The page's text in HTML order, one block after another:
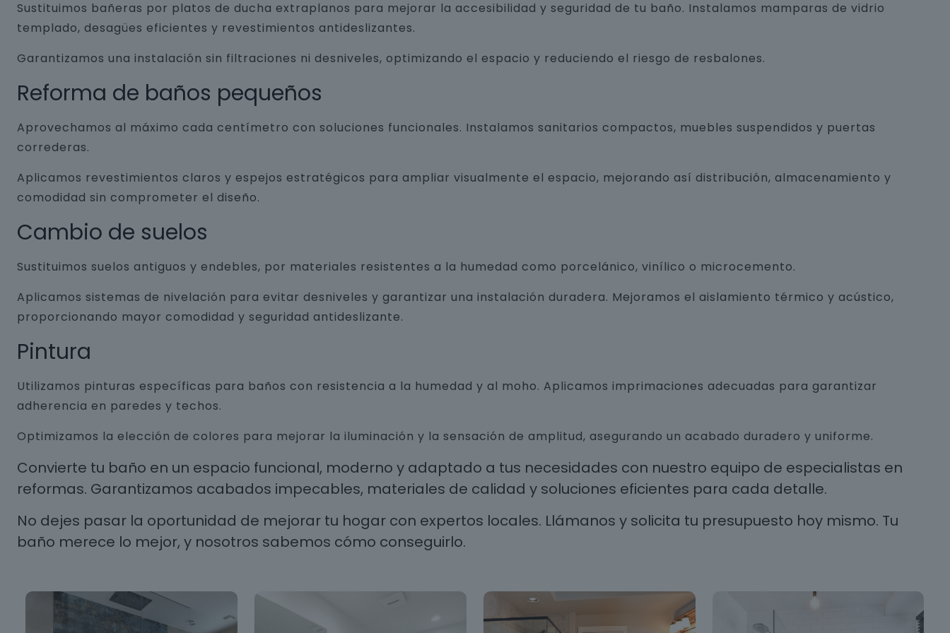
Sustituimos bañeras por platos de ducha extraplanos para mejorar la accesibilidad y seguridad de tu baño. Instalamos mamparas de vidrio
templado, desagües eficientes y revestimientos antideslizantes.
Garantizamos una instalación sin filtraciones ni desniveles, optimizando el espacio y reduciendo el riesgo de resbalones.
Reforma de baños pequeños
Aprovechamos al máximo cada centímetro con soluciones funcionales. Instalamos sanitarios compactos, muebles suspendidos y puertas
correderas.
Aplicamos revestimientos claros y espejos estratégicos para ampliar visualmente el espacio, mejorando así distribución, almacenamiento y
comodidad sin comprometer el diseño.
Cambio de suelos
Sustituimos suelos antiguos y endebles, por materiales resistentes a la humedad como porcelánico, vinílico o microcemento.
Aplicamos sistemas de nivelación para evitar desniveles y garantizar una instalación duradera. Mejoramos el aislamiento térmico y acústico,
proporcionando mayor comodidad y seguridad antideslizante.
Pintura
Utilizamos pinturas específicas para baños con resistencia a la humedad y al moho. Aplicamos imprimaciones adecuadas para garantizar
adherencia en paredes y techos.
Optimizamos la elección de colores para mejorar la iluminación y la sensación de amplitud, asegurando un acabado duradero y uniforme.
Convierte tu baño en un espacio funcional, moderno y adaptado a tus necesidades con nuestro equipo de especialistas en
reformas. Garantizamos acabados impecables, materiales de calidad y soluciones eficientes para cada detalle.
No dejes pasar la oportunidad de mejorar tu hogar con expertos locales. Llámanos y solicita tu presupuesto hoy mismo. Tu
baño merece lo mejor, y nosotros sabemos cómo conseguirlo.